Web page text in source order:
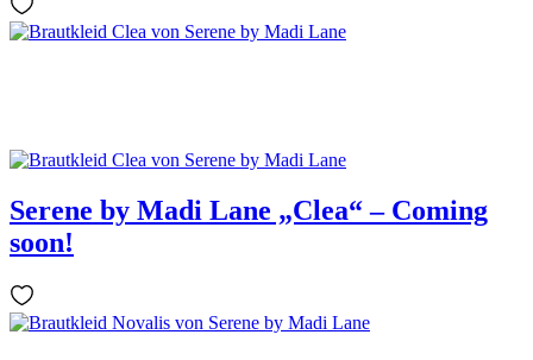
Serene by Madi Lane „Clea“ – Coming
soon!